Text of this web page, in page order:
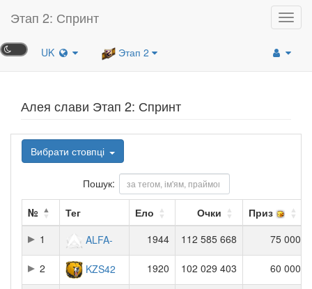
Этап 2: Спринт
UK Этап 2
Алея слави Этап 2: Спринт
Вибрати стовпці
Пошук:
№ Тег Ело Очки
Приз
1
ALFA- 1944 112 585 668 75 000
2 KZS42 1920 102 029 403 60 000